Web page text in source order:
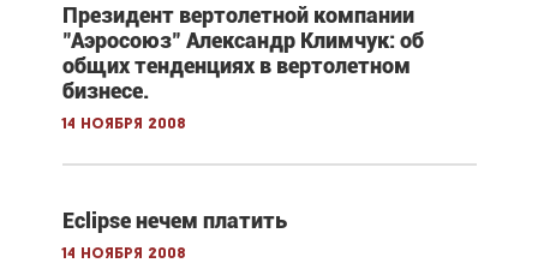
Президент вертолетной компании
"Аэросоюз" Александр Климчук: об
общих тенденциях в вертолетном
бизнесе.
14 ноября 2008
Eclipse нечем платить
14 ноября 2008